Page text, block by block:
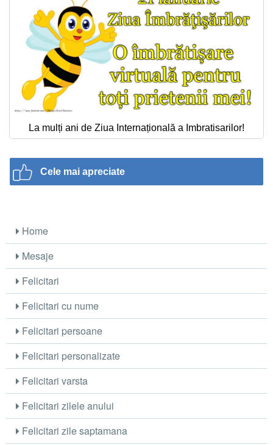
La mulți ani de Ziua Internațională a Imbratisarilor!
Cele mai apreciate
Home
Mesaje
Felicitari
Felicitari cu nume
Felicitari persoane
Felicitari personalizate
Felicitari varsta
Felicitari zilele anului
Felicitari zile saptamana